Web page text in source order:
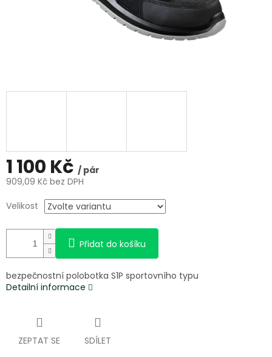
1 100 Kč / pár
909,09 Kč bez DPH
cena:
Velikost
Přidat do košíku
bezpečnostní polobotka S1P sportovního typu
Detailní informace
ZEPTAT SE SDÍLET